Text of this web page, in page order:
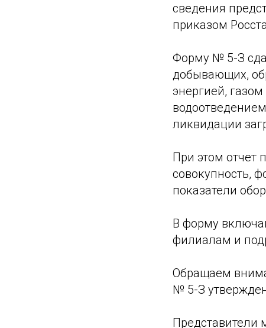
сведения
приказом
Форму № 5-З
добывающих,
энергией,
ликвидации
При этом отчет
совокупность,
показатели
В форму
филиалам и
Обращаем
№ 5-З
Представители